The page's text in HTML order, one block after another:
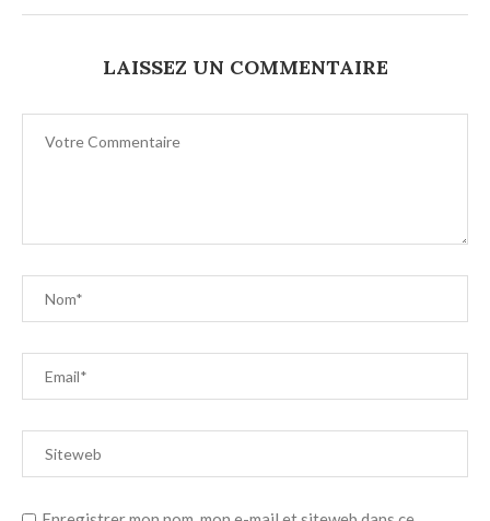
LAISSEZ UN COMMENTAIRE